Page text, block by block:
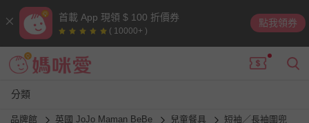
首載 App 現領 $ 100 折價券
( 10000+ )
點我領券
分類
品牌館 英國 JoJo Maman BeBe 兒童餐具 短袖／長袖圍兜